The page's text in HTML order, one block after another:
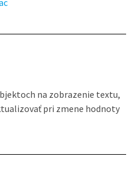
na zobrazenie textu,
pri zmene hodnoty